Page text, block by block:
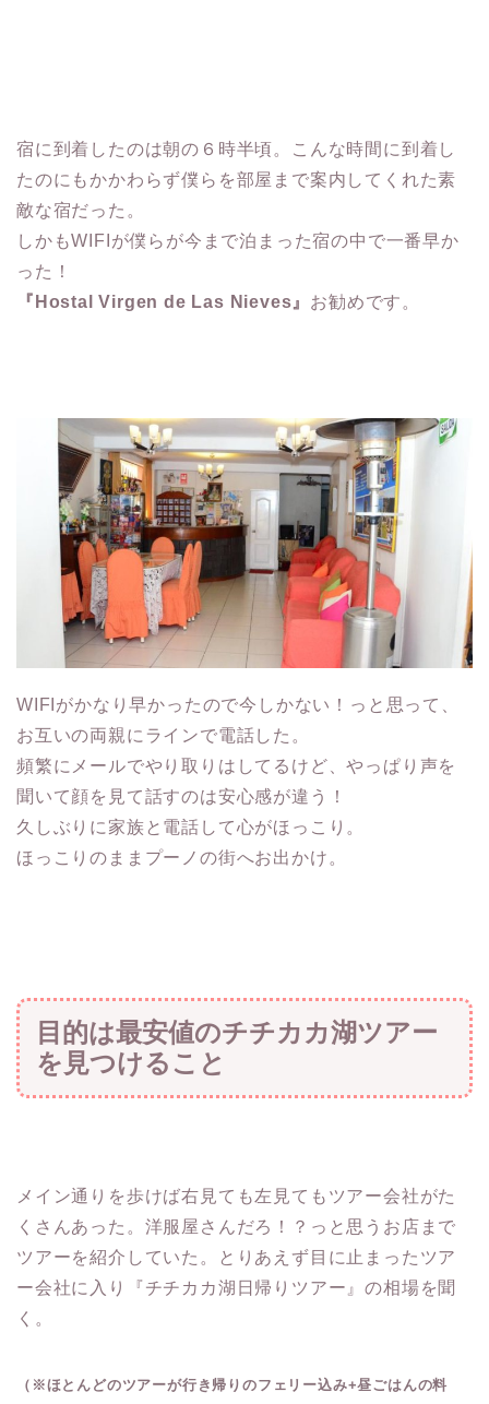
宿に到着したのは朝の６時半頃。こんな時間に到着し
たのにもかかわらず僕らを部屋まで案内してくれた素
敵な宿だった。
しかもWIFIが僕らが今まで泊まった宿の中で一番早か
った！
『Hostal Virgen de Las Nieves』 お勧めです。
WIFIがかなり早かったので今しかない！っと思って、
お互いの両親にラインで電話した。
頻繁にメールでやり取りはしてるけど、やっぱり声を
聞いて顔を見て話すのは安心感が違う！
久しぶりに家族と電話して心がほっこり。
ほっこりのままプーノの街へお出かけ。
目的は最安値のチチカカ湖ツアー
を見つけること
メイン通りを歩けば右見ても左見てもツアー会社がた
くさんあった。洋服屋さんだろ！？っと思うお店まで
ツアーを紹介していた。とりあえず目に止まったツア
ー会社に入り『チチカカ湖日帰りツアー』の相場を聞
く。
（※ほとんどのツアーが行き帰りのフェリー込み+昼ごはんの料